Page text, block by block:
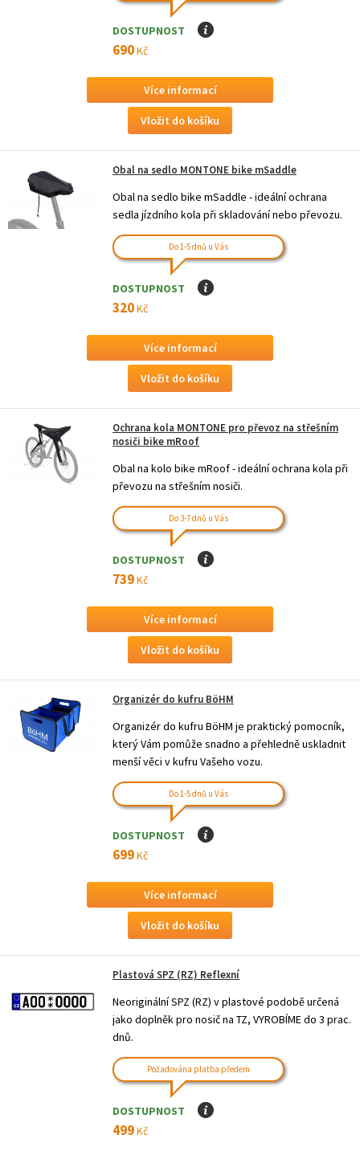
DOSTUPNOST I
690Kč
Více informací
Obal na sedlo MONTONE bike mSaddle
Obal na sedlo bike mSaddle - ideální ochrana
sedla jízdního kola při skladování nebo převozu.
Do 1-5 dnů u Vás
DOSTUPNOST I
320Kč
Více informací
Ochrana kola MONTONE pro převoz na střešním
nosiči bike mRoof
Obal na kolo bike mRoof - ideální ochrana kola při
převozu na střešním nosiči.
Do 3-7 dnů u Vás
DOSTUPNOST I
739Kč
Více informací
Organizér do kufru BöHM
Organizér do kufru BöHM je praktický pomocník,
který Vám pomůže snadno a přehledně uskladnit
menší věci v kufru Vašeho vozu.
Do 1-5 dnů u Vás
DOSTUPNOST I
699Kč
Více informací
Plastová SPZ (RZ) Reflexní
Neoriginální SPZ (RZ) v plastové podobě určená
jako doplněk pro nosič na TZ, VYROBÍME do 3 prac.
dnů.
Požadována platba předem
DOSTUPNOST I
499Kč